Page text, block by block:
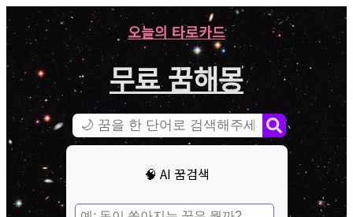
오늘의 타로카드
무료 꿈해몽
🧠 AI 꿈검색